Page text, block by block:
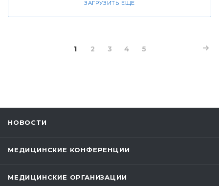
ЗАГРУЗИТЬ ЕЩЕ
1 2 3 4 5
НОВОСТИ
МЕДИЦИНСКИЕ КОНФЕРЕНЦИИ
МЕДИЦИНСКИЕ ОРГАНИЗАЦИИ